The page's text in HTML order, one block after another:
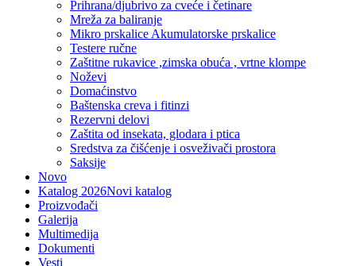
Prihrana/djubrivo za cveće i četinare
Mreža za baliranje
Mikro prskalice Akumulatorske prskalice
Testere ručne
Zaštitne rukavice ,zimska obuća , vrtne klompe
Noževi
Domaćinstvo
Baštenska creva i fitinzi
Rezervni delovi
Zaštita od insekata, glodara i ptica
Sredstva za čišćenje i osveživači prostora
Saksije
Novo
Katalog 2026Novi katalog
Proizvođači
Galerija
Multimedija
Dokumenti
Vesti